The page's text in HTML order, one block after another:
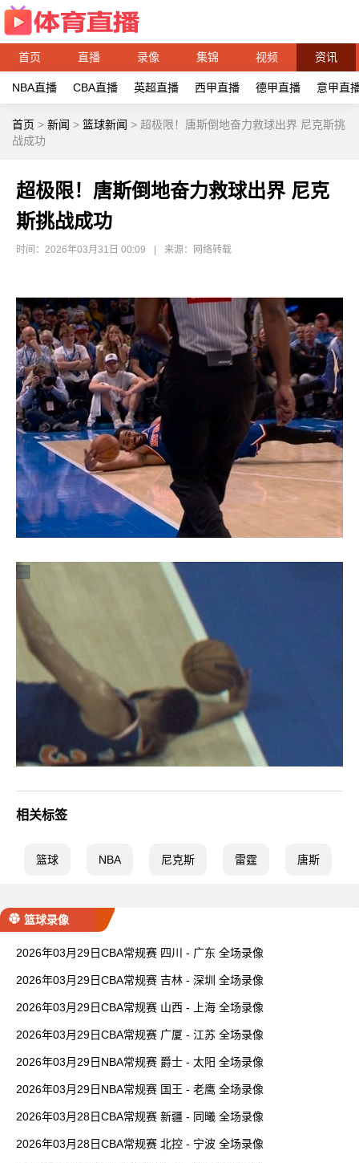
首页 直播 录像 集锦 视频 资讯
NBA直播 CBA直播 英超直播 西甲直播 德甲直播 意甲直
首页 > 新闻 > 篮球新闻 > 超极限！唐斯倒地奋力救球出界 尼克斯挑
战成功
超极限！唐斯倒地奋力救球出界 尼克
斯挑战成功
时间：2026年03月31日 00:09 来源：网络转载
相关标签
篮球 NBA 尼克斯 雷霆 唐斯
篮球录像
2026年03月29日CBA常规赛 四川 - 广东 全场录像
2026年03月29日CBA常规赛 吉林 - 深圳 全场录像
2026年03月29日CBA常规赛 山西 - 上海 全场录像
2026年03月29日CBA常规赛 广厦 - 江苏 全场录像
2026年03月29日NBA常规赛 爵士 - 太阳 全场录像
2026年03月29日NBA常规赛 国王 - 老鹰 全场录像
2026年03月28日CBA常规赛 新疆 - 同曦 全场录像
2026年03月28日CBA常规赛 北控 - 宁波 全场录像